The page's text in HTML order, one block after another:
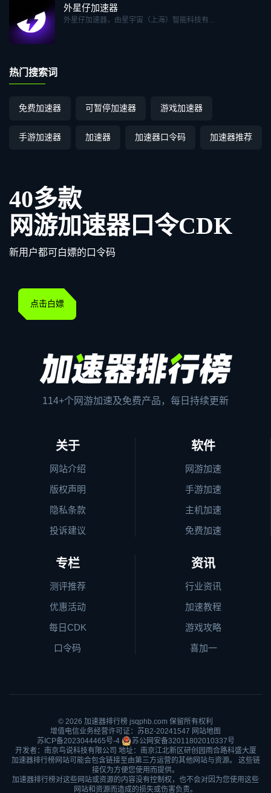
外星仔加速器
外星仔加速器，由星宇宙（上海）智能科技有...
热门搜索词
免费加速器 可暂停加速器 游戏加速器
手游加速器 加速器 加速器口令码 加速器推荐
40多款
网游加速器口令CDK
新用户都可白嫖的口令码
点击白嫖
114+个网游加速及免费产品，每日持续更新
关于
网站介绍
版权声明
隐私条款
投诉建议
软件
网游加速
手游加速
主机加速
免费加速
专栏
测评推荐
优惠活动
每日CDK
口令码
资讯
行业资讯
加速教程
游戏攻略
喜加一
© 2026 加速器排行榜 jsqphb.com 保留所有权利
增值电信业务经营许可证：苏B2-20241547 网站地图
苏ICP备2023044465号-4
苏公网安备32011802010337号
开发者：南京鸟说科技有限公司 地址：南京江北新区研创园雨合路科盛大厦
加速器排行榜网站可能会包含链接至由第三方运营的其他网站与资源。 这些链
接仅为方便您使用而提供。
加速器排行榜对这些网站或资源的内容没有控制权，也不会对因为您使用这些
网站和资源而造成的损失或伤害负责。